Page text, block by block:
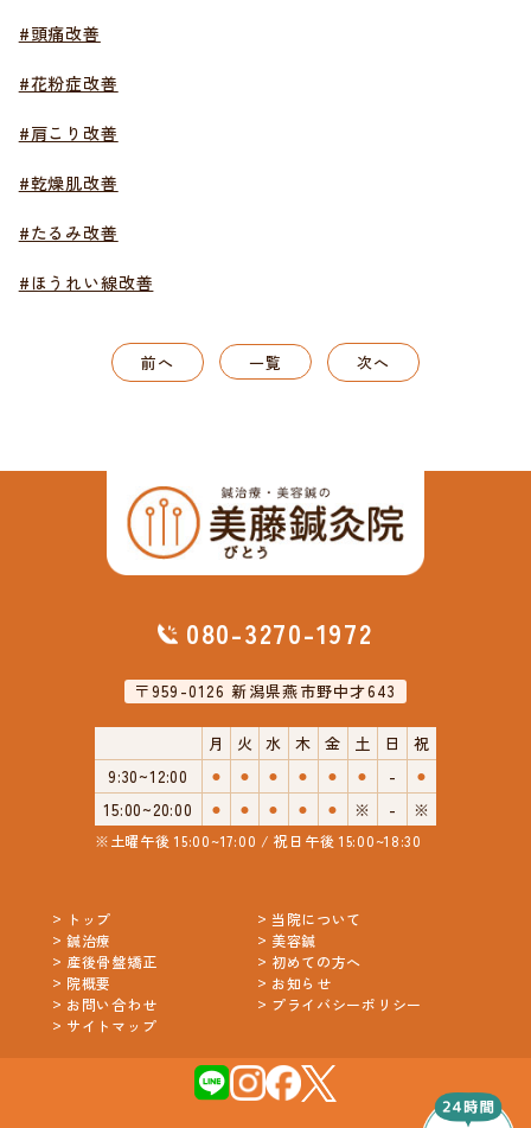
#頭痛改善
#花粉症改善
#肩こり改善
#乾燥肌改善
#たるみ改善
#ほうれい線改善
前へ 一覧 次へ
080-3270-1972
〒959-0126 新潟県燕市野中才643
月 火 水 木 金 土 日
祝
9:30~12:00
⚫︎ ⚫︎ ⚫︎ ⚫︎ ⚫︎ ⚫︎ -
⚫︎
15:00~20:00
⚫︎ ⚫︎ ⚫︎ ⚫︎ ⚫︎ ※ - ※
※土曜午後 15:00~17:00 / 祝日午後 15:00~18:30
トップ
当院について
鍼治療
美容鍼
産後骨盤矯正
初めての方へ
院概要
お知らせ
お問い合わせ
プライバシーポリシー
サイトマップ